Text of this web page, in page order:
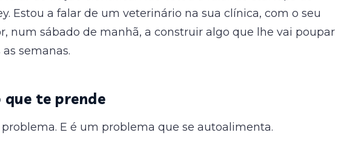
Estou a falar de um veterinário na sua clínica, com o seu
num sábado de manhã, a construir algo que lhe vai poupar
semanas.
que te prende
E é um problema que se autoalimenta.